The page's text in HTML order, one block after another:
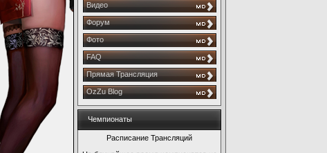
Видео
Форум
Фото
FAQ
Прямая Трансляция
OzZu Blog
Чемпионаты
Расписание Трансляций